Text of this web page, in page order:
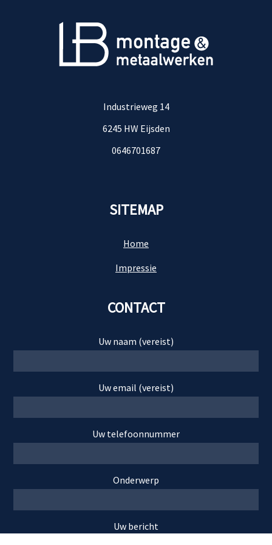
Industrieweg 14
6245 HW Eijsden
0646701687
SITEMAP
Home
Impressie
CONTACT
Uw naam (vereist)
Uw email (vereist)
Uw telefoonnummer
Onderwerp
Uw bericht